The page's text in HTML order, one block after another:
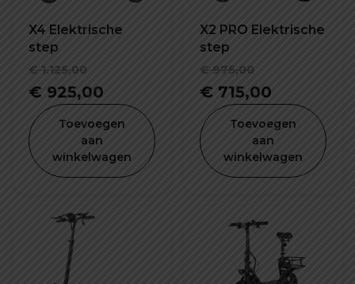
X4 Elektrische
step
€1.125,00
Oorspronkelijke
prijs
€ 1.125,00.
€ 925,00
prijs
€ 925,00.
Toevoegen
aan
winkelwagen
X2 PRO Elektrische
step
€975,00
prijs
€ 975,00.
€ 715,00
prijs
is:
€ 715,00.
Toevoegen
aan
winkelwagen